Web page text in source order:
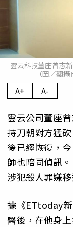
雲云科技董座曾志
（圖／翻
A+ A-
雲云公司董座
持刀朝對方猛
後已經恢復，
師也陪同偵訊
涉犯殺人罪嫌
據《ETtoday
醫後，在他身